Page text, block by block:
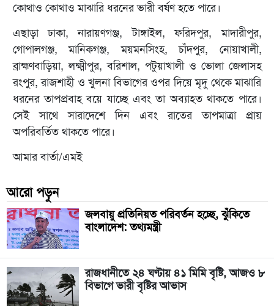
কোথাও কোথাও মাঝারি ধরনের ভারী বর্ষণ হতে পারে।
এছাড়া ঢাকা, নারায়ণগঞ্জ, টাঙ্গাইল, ফরিদপুর, মাদারীপুর,
গোপালগঞ্জ, মানিকগঞ্জ, ময়মনসিংহ, চাঁদপুর, নোয়াখালী,
ব্রাহ্মণবাড়িয়া, লক্ষ্মীপুর, বরিশাল, পটুয়াখালী ও ভোলা জেলাসহ
রংপুর, রাজশাহী ও খুলনা বিভাগের ওপর দিয়ে মৃদু থেকে মাঝারি
ধরনের তাপপ্রবাহ বয়ে যাচ্ছে এবং তা অব্যাহত থাকতে পারে।
সেই সাথে সারাদেশে দিন এবং রাতের তাপমাত্রা প্রায়
অপরিবর্তিত থাকতে পারে।
আমার বার্তা/এমই
আরো পড়ুন
জলবায়ু প্রতিনিয়ত পরিবর্তন হচ্ছে, ঝুঁকিতে
বাংলাদেশ: তথ্যমন্ত্রী
রাজধানীতে ২৪ ঘণ্টায় ৪১ মিমি বৃষ্টি, আজও ৮
বিভাগে ভারী বৃষ্টির আভাস